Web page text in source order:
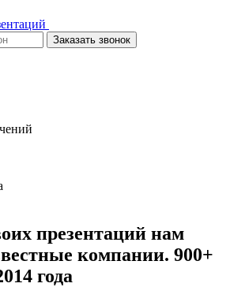
Заказать звонок
презентаций нам
компании. 900+
года